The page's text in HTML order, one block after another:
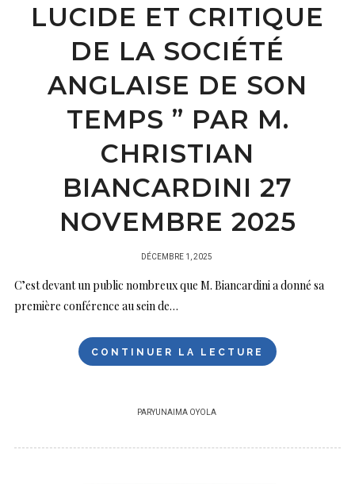
LUCIDE ET CRITIQUE
DE LA SOCIÉTÉ
ANGLAISE DE SON
TEMPS ” PAR M.
CHRISTIAN
BIANCARDINI 27
NOVEMBRE 2025
PUBLIÉ
DÉCEMBRE 1, 2025
C’est devant un public nombreux que M. Biancardini a donné sa
première conférence au sein de…
CONTINUER LA LECTURE
PARYUNAIMA OYOLA